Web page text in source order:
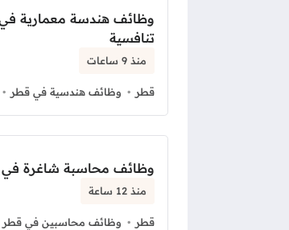
وظائف هندسة معمارية في
تنافسية
منذ 9 ساعات
قطر وظائف هندسية في قطر
وظائف محاسبة شاغرة في
منذ 12 ساعة
قطر وظائف محاسبين في قطر